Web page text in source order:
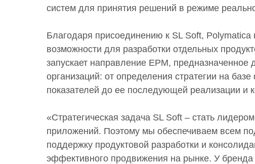
систем для принятия решений в режиме
Благодаря присоединению к SL Soft, Polymatica
возможности для разработки отдельных
запускает направление ЕРМ,
организаций: от определения стратегии на
показателей до ее последующей реализации и
«Стратегическая задача SL Soft – стать
приложений. Поэтому мы обеспечиваем всем
поддержку продуктовой разработки и
эффективного продвижения на рынке. У